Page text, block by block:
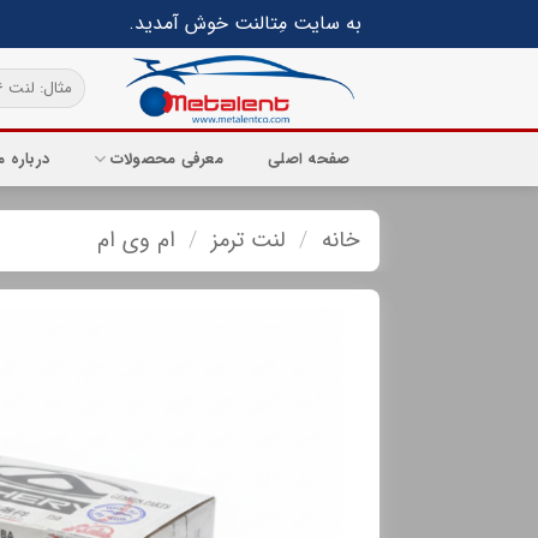
to
به سایت مِتالنت خوش آمدید.
جستجو
برای:
صفحه اصلی معرفی محصولات درباره
خانه / لنت ترمز / ام وی ام